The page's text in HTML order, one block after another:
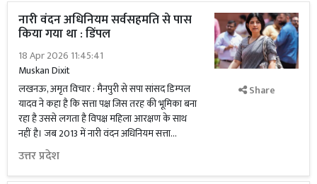
नारी वंदन अधिनियम सर्वसहमति से पास
किया गया था : डिंपल
18 Apr 2026 11:45:41
Muskan Dixit
लखनऊ, अमृत विचार : मैनपुरी से सपा सांसद डिम्पल
यादव ने कहा है कि सत्ता पक्ष जिस तरह की भूमिका बना
रहा है उससे लगता है विपक्ष महिला आरक्षण के साथ
नहीं है। जब 2013 में नारी वंदन अधिनियम सत्ता...
उत्तर प्रदेश
Share